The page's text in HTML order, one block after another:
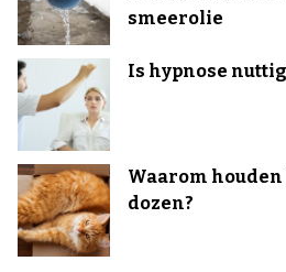
smeerolie
Is hypnose
Waarom
dozen?